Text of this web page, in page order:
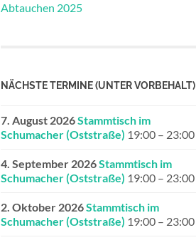
Abtauchen 2025
NÄCHSTE TERMINE (UNTER VORBEHALT)
7. August 2026Stammtisch im
Schumacher (Oststraße) 19:00 – 23:00
4. September 2026Stammtisch im
Schumacher (Oststraße) 19:00 – 23:00
2. Oktober 2026Stammtisch im
Schumacher (Oststraße) 19:00 – 23:00